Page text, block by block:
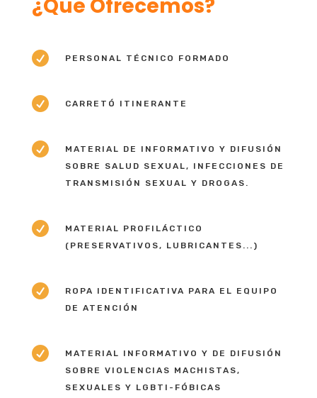
¿Que Ofrecemos?
 PERSONAL TÉCNICO FORMADO
 CARRETÓ ITINERANTE

MATERIAL DE INFORMATIVO Y DIFUSIÓN
SOBRE SALUD SEXUAL, INFECCIONES DE
TRANSMISIÓN SEXUAL Y DROGAS.

MATERIAL PROFILÁCTICO
(PRESERVATIVOS, LUBRICANTES...)

ROPA IDENTIFICATIVA PARA EL EQUIPO
DE ATENCIÓN

MATERIAL INFORMATIVO Y DE DIFUSIÓN
SOBRE VIOLENCIAS MACHISTAS,
SEXUALES Y LGBTI-FÓBICAS